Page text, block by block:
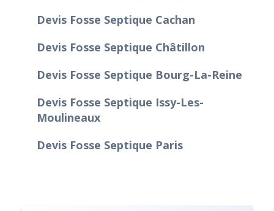
Devis Fosse Septique Cachan
Devis Fosse Septique Châtillon
Devis Fosse Septique Bourg-La-Reine
Devis Fosse Septique Issy-Les-
Moulineaux
Devis Fosse Septique Paris